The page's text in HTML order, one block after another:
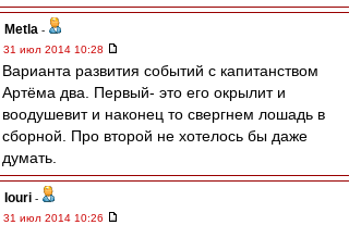
Metla -
31 июл 2014 10:28
Варианта развития событий с капитанством
Артёма два. Первый- это его окрылит и
воодушевит и наконец то свергнем лошадь в
сборной. Про второй не хотелось бы даже
думать.
Iouri -
31 июл 2014 10:26